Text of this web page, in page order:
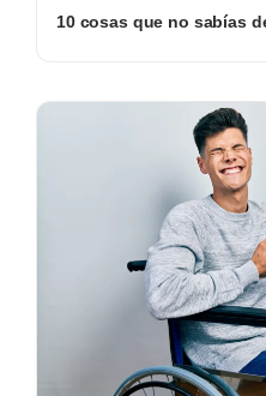
10 cosas que no sabías